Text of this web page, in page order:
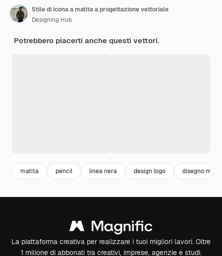
Stile di icona a matita a progettazione vettoriale
Designing Hub
Potrebbero piacerti anche questi vettori.
matita pencil linea nera design logo disegno
La piattaforma creativa per realizzare i tuoi migliori lavori. Oltre
1 milione di abbonati tra creativi, imprese, agenzie e studi.